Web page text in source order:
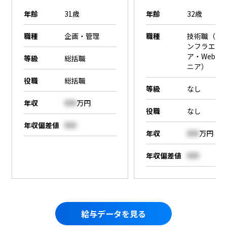
年齢 31歳
職種 企画・管理
等級 総括職
役職 総括職
年収 000万円
年収偏差値 000
年齢 32歳
職種
技術職（SE
ンフラエン
ア・Webエ
ニア）
等級 なし
役職 なし
年収 000万円
年収偏差値 000
給与データを見る